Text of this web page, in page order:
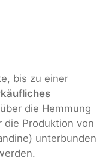
bis zu einer
die Hemmung
die Produktion von
unterbunden